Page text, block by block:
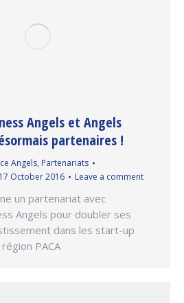
Angels et Angels
partenaires !
Angels, Partenariats
17 October 2016 Leave a comment
un partenariat avec
Angels pour doubler ses
dans les start-up
PACA